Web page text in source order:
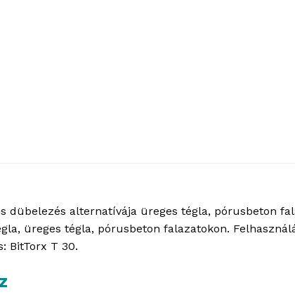
dübelezés alternatívája üreges tégla, pórusbeton
üreges tégla, pórusbeton falazatokon.
BitTorx T 30.